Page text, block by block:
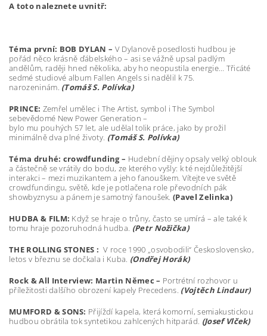
A toto naleznete uvnitř:
Téma první: BOB DYLAN – V Dylanově posedlosti hudbou je
pořád něco krásně ďábelského – asi se vážně upsal padlým
andělům, raději hned několika, aby ho neopustila energie… Třicáté
sedmé studiové album Fallen Angels si nadělil k 75.
narozeninám. (Tomáš S. Polívka)
PRINCE: Zemřel umělec i The Artist, symbol i The Symbol
sebevědomé New Power Generation –
bylo mu pouhých 57 let, ale udělal tolik práce, jako by prožil
minimálně dva plné životy. (Tomáš S. Polívka)
Téma druhé: crowdfunding – Hudební dějiny opsaly velký oblouk
a částečně se vrátily do bodu, ze kterého vyšly: k té nejdůležitější
interakci – mezi muzikantem a jeho fanouškem. Vítejte ve světě
crowdfundingu, světě, kde je potlačena role převodních pák
showbyznysu a pánem je samotný fanoušek. (Pavel Zelinka)
HUDBA & FILM: Když se hraje o trůny, často se umírá – ale také k
tomu hraje pozoruhodná hudba. (Petr Nožička)
THE ROLLING STONES :V roce 1990 „osvobodili“ Československo,
letos v březnu se dočkala i Kuba. (Ondřej Horák)
Rock & All Interview: Martin Němec – Portrétní rozhovor u
příležitosti dalšího obrození kapely Precedens. (Vojtěch Lindaur)
MUMFORD & SONS: Přijíždí kapela, která komorní, semiakustickou
hudbou obrátila tok syntetikou zahlcených hitparád. (Josef Vlček)